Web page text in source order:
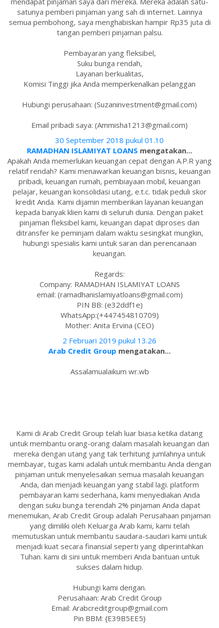
satunya pemberi pinjaman yang sah di internet. Lainnya
semua pembohong, saya menghabiskan hampir Rp35 juta di
tangan pemberi pinjaman palsu.
Pembayaran yang fleksibel,
Suku bunga rendah,
Layanan berkualitas,
Komisi Tinggi jika Anda memperkenalkan pelanggan
Hubungi perusahaan: (Suzaninvestment@gmail.com)
Email pribadi saya: (Ammisha1213@gmail.com)
30 September 2018 pukul 01.10
RAMADHAN ISLAMIYAT LOANS mengatakan...
Apakah Anda memerlukan keuangan cepat dengan A.P.R yang
relatif rendah? Kami menawarkan keuangan bisnis, keuangan
pribadi, keuangan rumah, pembiayaan mobil, keuangan
pelajar, keuangan konsolidasi utang, e.t.c. tidak peduli skor
kredit Anda. Kami dijamin memberikan layanan keuangan
kepada banyak klien kami di seluruh dunia. Dengan paket
pinjaman fleksibel kami, keuangan dapat diproses dan
ditransfer ke peminjam dalam waktu sesingkat mungkin,
hubungi spesialis kami untuk saran dan perencanaan
keuangan.
Regards:
Company: RAMADHAN ISLAMIYAT LOANS
email: (ramadhanislamiyatloans@gmail.com)
PIN BB: (e32ddf1e)
WhatsApp:(+447454810709)
Mother: Anita Ervina (CEO)
2 Februari 2019 pukul 13.26
Arab Credit Group mengatakan...
Assalamualaikum wr.wb
Kami di Arab Credit Group telah luar biasa ketika datang
untuk membantu orang-orang dalam masalah keuangan dan
mereka dengan utang yang tak terhitung jumlahnya untuk
membayar, tugas kami adalah untuk membantu Anda dengan
pinjaman untuk menyelesaikan semua masalah keuangan
Anda, dan menjadi keuangan yang stabil lagi. platform
pembayaran kami sederhana, kami menyediakan Anda
dengan suku bunga terendah 2% pinjaman Anda dapat
menemukan, Arab Credit Group adalah Perusahaan pinjaman
yang dimiliki oleh Keluarga Arab kami, kami telah
memutuskan untuk membantu saudara-saudari kami untuk
menjadi kuat secara finansial seperti yang diperintahkan
Tuhan. kami di sini untuk memberi Anda bantuan untuk
sukses dalam hidup.
Hubungi kami dengan.
Perusahaan: Arab Credit Group
Email: Arabcreditgroup@gmail.com
Pin BBM: {E39B5EE5}